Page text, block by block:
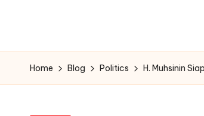
Home Blog Politics H. Muhsinin